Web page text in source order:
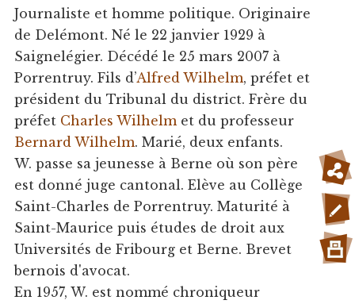
Journaliste et homme politique. Originaire
de Delémont. Né le 22 janvier 1929 à
Saignelégier. Décédé le 25 mars 2007 à
Porrentruy. Fils d’Alfred Wilhelm, préfet et
président du Tribunal du district. Frère du
préfet Charles Wilhelm et du professeur
Bernard Wilhelm. Marié, deux enfants.
W. passe sa jeunesse à Berne où son père
est donné juge cantonal. Elève au Collège
Saint-Charles de Porrentruy. Maturité à
Saint-Maurice puis études de droit aux
Universités de Fribourg et Berne. Brevet
bernois d'avocat.
En 1957, W. est nommé chroniqueur